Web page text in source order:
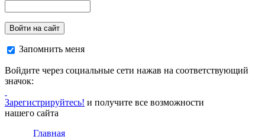
Войти на сайт
Запомнить меня
Войдите через социальные сети нажав на соответствующий
значок:
Зарегистрируйтесь! и получите все возможности
нашего сайта
Главная